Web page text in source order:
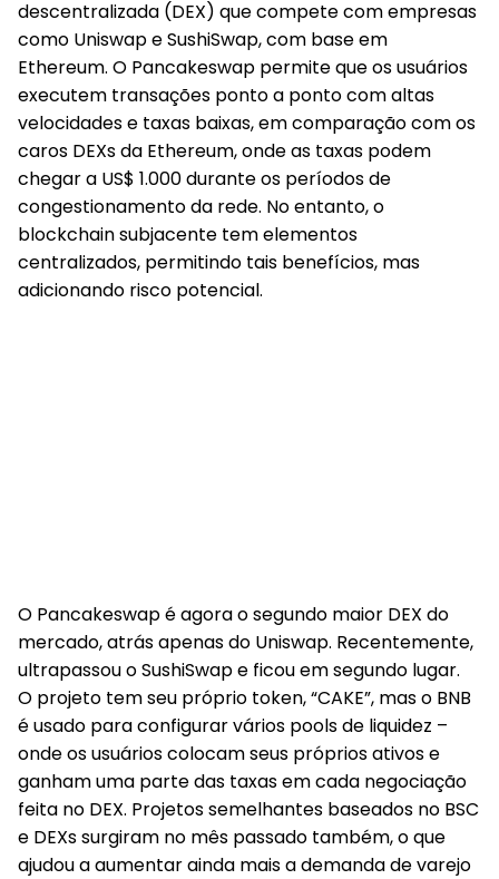
descentralizada (DEX) que compete com empresas
como Uniswap e SushiSwap, com base em
Ethereum. O Pancakeswap permite que os usuários
executem transações ponto a ponto com altas
velocidades e taxas baixas, em comparação com os
caros DEXs da Ethereum, onde as taxas podem
chegar a US$ 1.000 durante os períodos de
congestionamento da rede. No entanto, o
blockchain subjacente tem elementos
centralizados, permitindo tais benefícios, mas
adicionando risco potencial.
O Pancakeswap é agora o segundo maior DEX do
mercado, atrás apenas do Uniswap. Recentemente,
ultrapassou o SushiSwap e ficou em segundo lugar.
O projeto tem seu próprio token, “CAKE”, mas o BNB
é usado para configurar vários pools de liquidez –
onde os usuários colocam seus próprios ativos e
ganham uma parte das taxas em cada negociação
feita no DEX. Projetos semelhantes baseados no BSC
e DEXs surgiram no mês passado também, o que
ajudou a aumentar ainda mais a demanda de varejo